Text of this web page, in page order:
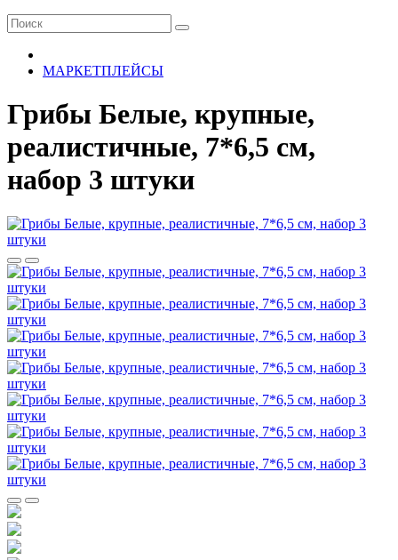
МАРКЕТПЛЕЙСЫ
Грибы Белые, крупные,
реалистичные, 7*6,5 см,
набор 3 штуки